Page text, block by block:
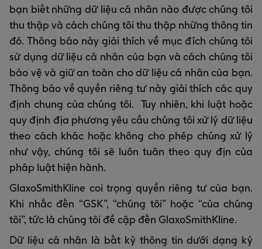
bạn biết những dữ liệu cá nhân nào được chúng tôi
thu thập và cách chúng tôi thu thập những thông tin
đó. Thông báo này giải thích về mục đích chúng tôi
sử dụng dữ liệu cá nhân của bạn và cách chúng tôi
bảo vệ và giữ an toàn cho dữ liệu cá nhân của bạn.
Thông báo về quyền riêng tư này giải thích các quy
định chung của chúng tôi. Tuy nhiên, khi luật hoặc
quy định địa phương yêu cầu chúng tôi xử lý dữ liệu
theo cách khác hoặc không cho phép chúng xử lý
như vậy, chúng tôi sẽ luôn tuân theo quy địn của
pháp luật hiện hành.
GlaxoSmithKline coi trọng quyền riêng tư của bạn.
Khi nhắc đến “GSK”, “chúng tôi” hoặc “của chúng
tôi”, tức là chúng tôi đề cập đến GlaxoSmithKline.
Dữ liệu cá nhân là bất kỳ thông tin dưới dạng ký